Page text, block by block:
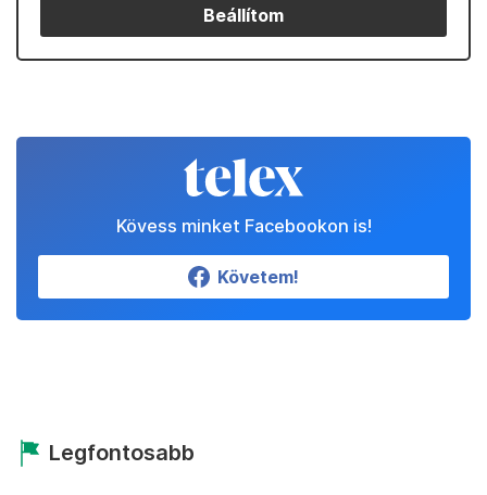
Beállítom
Kövess minket Facebookon is!
Követem!
Legfontosabb